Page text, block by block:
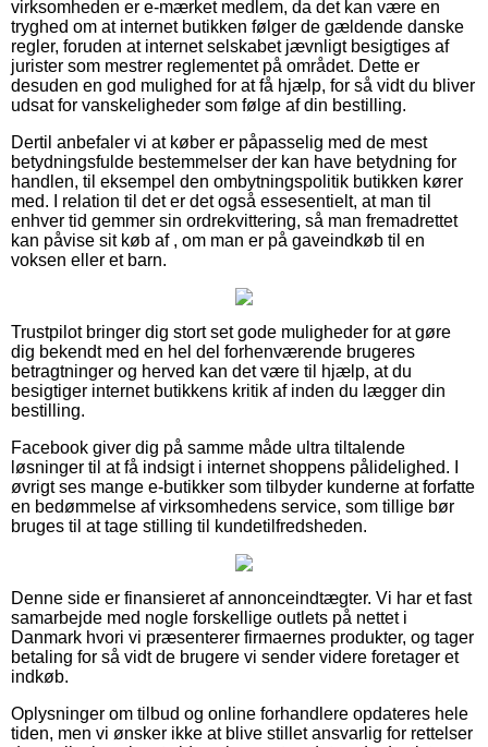
virksomheden er e-mærket medlem, da det kan være en
tryghed om at internet butikken følger de gældende danske
regler, foruden at internet selskabet jævnligt besigtiges af
jurister som mestrer reglementet på området. Dette er
desuden en god mulighed for at få hjælp, for så vidt du bliver
udsat for vanskeligheder som følge af din bestilling.
Dertil anbefaler vi at køber er påpasselig med de mest
betydningsfulde bestemmelser der kan have betydning for
handlen, til eksempel den ombytningspolitik butikken kører
med. I relation til det er det også essesentielt, at man til
enhver tid gemmer sin ordrekvittering, så man fremadrettet
kan påvise sit køb af , om man er på gaveindkøb til en
voksen eller et barn.
Trustpilot bringer dig stort set gode muligheder for at gøre
dig bekendt med en hel del forhenværende brugeres
betragtninger og herved kan det være til hjælp, at du
besigtiger internet butikkens kritik af inden du lægger din
bestilling.
Facebook giver dig på samme måde ultra tiltalende
løsninger til at få indsigt i internet shoppens pålidelighed. I
øvrigt ses mange e-butikker som tilbyder kunderne at forfatte
en bedømmelse af virksomhedens service, som tillige bør
bruges til at tage stilling til kundetilfredsheden.
Denne side er finansieret af annonceindtægter. Vi har et fast
samarbejde med nogle forskellige outlets på nettet i
Danmark hvori vi præsenterer firmaernes produkter, og tager
betaling for så vidt de brugere vi sender videre foretager et
indkøb.
Oplysninger om tilbud og online forhandlere opdateres hele
tiden, men vi ønsker ikke at blive stillet ansvarlig for rettelser